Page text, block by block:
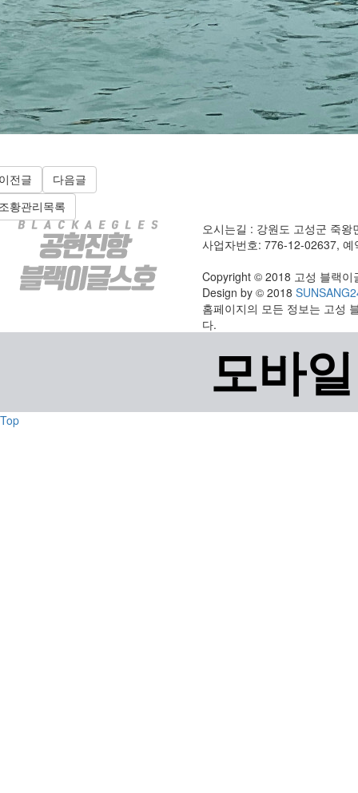
전글 다음글
황관리목록
오시는길 : 강원도 고성군 죽왕
사업자번호: 776-12-02637,
Copyright © 2018 고성 블랙이
Design by © 2018
홈페이지의 모든 정보는 고성
다.
모바
Top